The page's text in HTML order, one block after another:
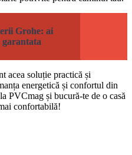
Grohe: ai
garantata
acea soluție practică și
energetică și confortul din
PVCmag și bucură-te de o casă
confortabilă!